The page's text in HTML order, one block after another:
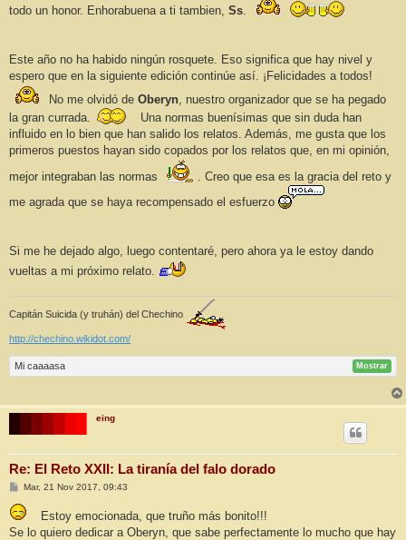
todo un honor. Enhorabuena a ti tambien, Ss.
Este año no ha habido ningún rosquete. Eso significa que hay nivel y
espero que en la siguiente edición continúe así. ¡Felicidades a todos!
No me olvidó de Oberyn, nuestro organizador que se ha pegado
la gran currada.
Una normas buenísimas que sin duda han
influido en lo bien que han salido los relatos. Además, me gusta que los
primeros puestos hayan sido copados por los relatos que, en mi opinión,
mejor integraban las normas
. Creo que esa es la gracia del reto y
me agrada que se haya recompensado el esfuerzo
Si me he dejado algo, luego contentaré, pero ahora ya le estoy dando
vueltas a mi próximo relato.
Capitán Suicida (y truhán) del Chechino
http://chechino.wikidot.com/
Mi caaaasa Mostrar
eing
Re: El Reto XXII: La tiranía del falo dorado
M
n
s
a
Mar, 21 Nov 2017, 09:43
Estoy emocionada, que truño más bonito!!!
Se lo quiero dedicar a Oberyn, que sabe perfectamente lo mucho que hay